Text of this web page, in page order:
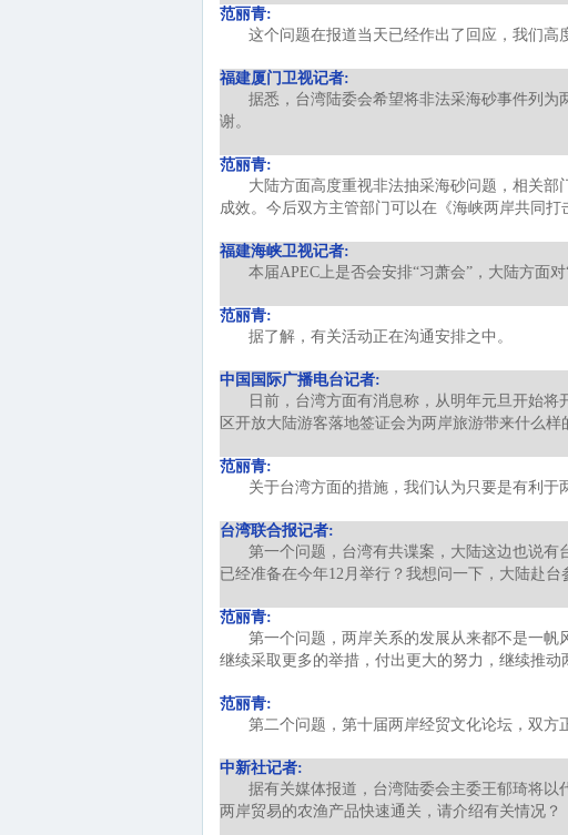
范丽青:
这个问题在报道当天已经作出了回应，我们高
福建厦门卫视记者:
据悉，台湾陆委会希望将非法采海砂事件列
谢。
范丽青:
大陆方面高度重视非法抽采海砂问题，相关
成效。今后双方主管部门可以在《海峡两岸共同
福建海峡卫视记者:
本届APEC上是否会安排“习萧会”，大陆方面
范丽青:
据了解，有关活动正在沟通安排之中。
中国国际广播电台记者:
日前，台湾方面有消息称，从明年元旦开始
区开放大陆游客落地签证会为两岸旅游带来什么样
范丽青:
关于台湾方面的措施，我们认为只要是有利于
台湾联合报记者:
第一个问题，台湾有共谍案，大陆这边也说有
已经准备在今年12月举行？我想问一下，大陆赴
范丽青:
第一个问题，两岸关系的发展从来都不是一
继续采取更多的举措，付出更大的努力，继续推动
范丽青:
第二个问题，第十届两岸经贸文化论坛，双方
中新社记者:
据有关媒体报道，台湾陆委会主委王郁琦将以
两岸贸易的农渔产品快速通关，请介绍有关情况？